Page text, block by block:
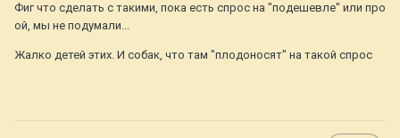
Фиг что сделать с такими, пока есть спрос на "подешевле" или про
ой, мы не подумали...
Жалко детей этих. И собак, что там "плодоносят" на такой спрос